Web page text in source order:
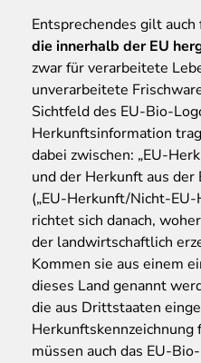
Entsprechendes gilt auch
die innerhalb der EU
zwar für verarbeitete
unverarbeitete
Sichtfeld des EU-Bio-
Herkunftsinformation
dabei zwischen: „EU-
und der Herkunft aus
(„EU-Herkunft/Nicht-
richtet sich danach,
der landwirtschaftlich
Kommen sie aus einem
dieses Land genannt
die aus Drittstaaten
müssen auch das EU-